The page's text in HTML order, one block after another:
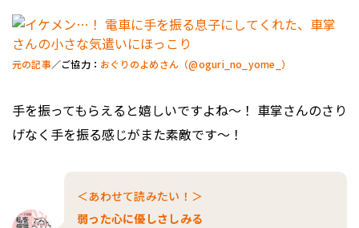
元の記事／ご協力： おぐりのよめさん（@oguri_no_yome_）
手を振ってもらえると嬉しいですよね〜！ 車掌さんのさり
げなく手を振る感じがまた素敵です〜！
＜あわせて読みたい！＞
弱った心に優しさしみる